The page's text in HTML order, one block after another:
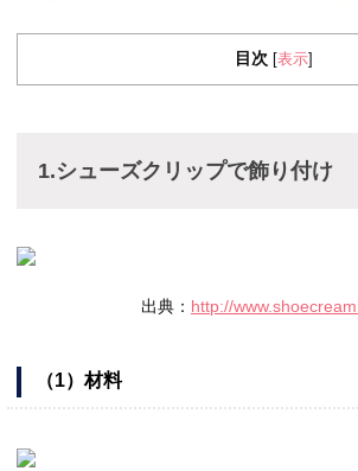
目次 表示
1.シューズクリップで飾り付け
出典： http://
（1）材料